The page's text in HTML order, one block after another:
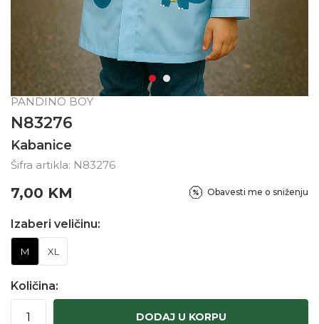
PANDINO BOY
N83276
Kabanice
Šifra artikla: N83276
7,00 KM Obavesti me o sniženju
Izaberi veličinu:
M XL
Količina:
DODAJ U KORPU